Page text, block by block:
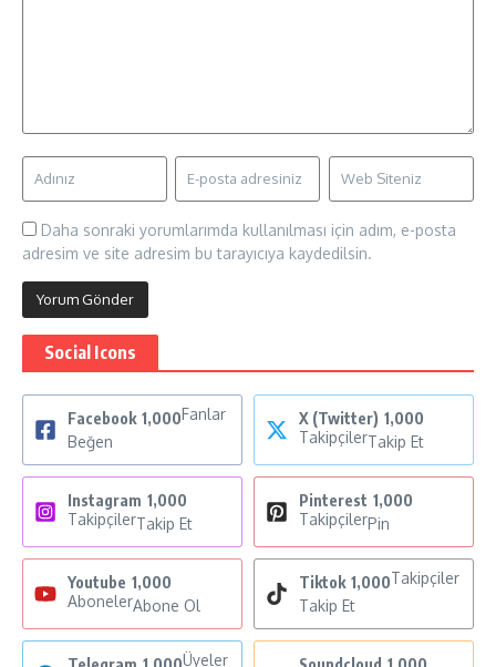
Daha sonraki yorumlarımda kullanılması için adım, e-posta
adresim ve site adresim bu tarayıcıya kaydedilsin.
Social Icons
Facebook 1,000Fanlar
Beğen
X (Twitter) 1,000
TakipçilerTakip Et
Instagram 1,000
TakipçilerTakip Et
Pinterest 1,000
TakipçilerPin
Youtube 1,000
AbonelerAbone Ol
Tiktok 1,000Takipçiler
Takip Et
Üyeler